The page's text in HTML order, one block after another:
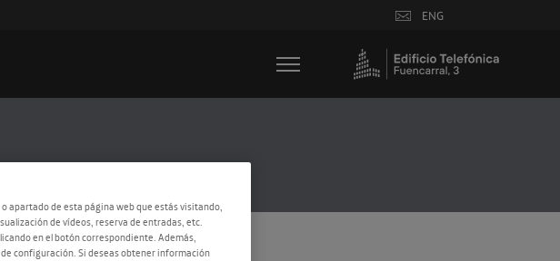
ENG
apartado de esta página web que estás visitando,
de vídeos, reserva de entradas, etc.
en el botón correspondiente. Además,
configuración. Si deseas obtener información